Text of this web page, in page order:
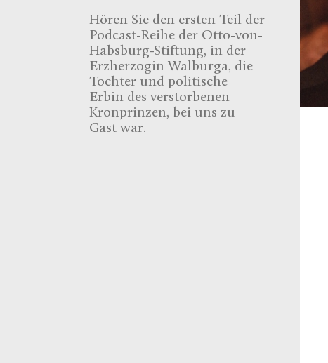
Hören Sie den ersten Teil der
Podcast-Reihe der Otto-von-
Habsburg-Stiftung, in der
Erzherzogin Walburga, die
Tochter und politische
Erbin des verstorbenen
Kronprinzen, bei uns zu
Gast war.